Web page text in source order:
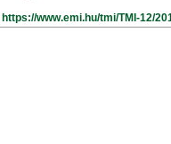
https://www.emi.hu/tmi/TMI-12/